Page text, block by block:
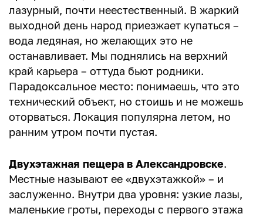
лазурный, почти неестественный. В жаркий
выходной день народ приезжает купаться –
вода ледяная, но желающих это не
останавливает. Мы поднялись на верхний
край карьера – оттуда бьют родники.
Парадоксальное место: понимаешь, что это
технический объект, но стоишь и не можешь
оторваться. Локация популярна летом, но
ранним утром почти пустая.
Двухэтажная пещера в Александровске.
Местные называют ее «двухэтажкой» – и
заслуженно. Внутри два уровня: узкие лазы,
маленькие гроты, переходы с первого этажа